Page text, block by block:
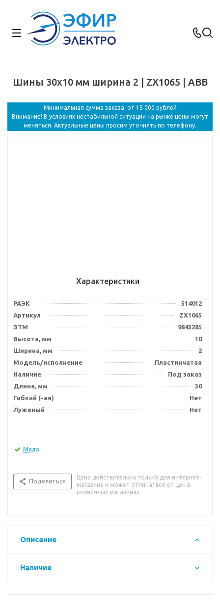
Шины 30x10 мм ширина 2 | ZX1065 | ABB
Минимальная сумма заказа: от 15 000 рублей
Внимание! В условиях нестабильной ситуации на рынке цены могут
меняться. Актуальные цены просим уточнять по телефону.
Характеристики
РАЭК
514012
Артикул
ZX1065
ЭТМ
9843285
Высота, мм
10
Ширина, мм
2
Модель/исполнение
Пластинчатая
Наличие
Под заказ
Длина, мм
30
Гибкий (-ая)
Нет
Луженый
Нет
Мало
Поделиться
Цена действительна только для интернет-
магазина и может отличаться от цен в
розничных магазинах
Описание
Наличие